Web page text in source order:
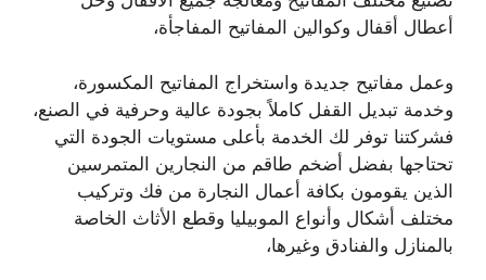
أعطال أقفال وكوالين المفاتيح المفاجأة،
وعمل مفاتيح جديدة واستخراج المفاتيح المكسورة،
وخدمة تبديل القفل كاملاً بجودة عالية وحرفية في الصنع،
فشركتنا توفر لك الخدمة بأعلى مستويات الجودة التي
تحتاجها بفضل أضخم طاقم من النجارين المتمرسين
الذين يقومون بكافة أعمال النجارة من فك وتركيب
مختلف أشكال وأنواع الموبيليا وقطع الأثاث الخاصة
بالمنازل والفنادق وغيرها،